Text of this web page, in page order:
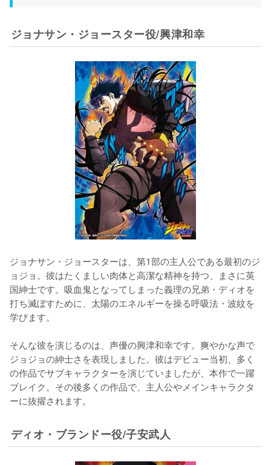
ジョナサン・ジョースター役/興津和幸
ジョナサン・ジョースターは、第1部の主人公である最初のジ
ョジョ。彼はたくましい肉体と高潔な精神を持つ、まさに英
国紳士です。吸血鬼となってしまった義理の兄弟・ディオを
打ち滅ぼすために、太陽のエネルギーを操る呼吸法・波紋を
学びます。
そんな彼を演じるのは、声優の興津和幸です。爽やかな声で
ジョジョの紳士さを表現しました。彼はデビュー当初、多く
の作品でサブキャラクターを演じていましたが、本作で一躍
ブレイク。その後多くの作品で、主人公やメインキャラクタ
ーに抜擢されます。
ディオ・ブランドー役/子安武人